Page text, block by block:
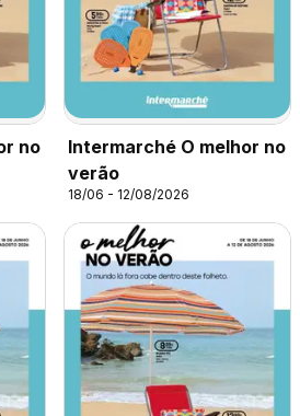
no
Intermarché O melhor no
verão
18/06 - 12/08/2026